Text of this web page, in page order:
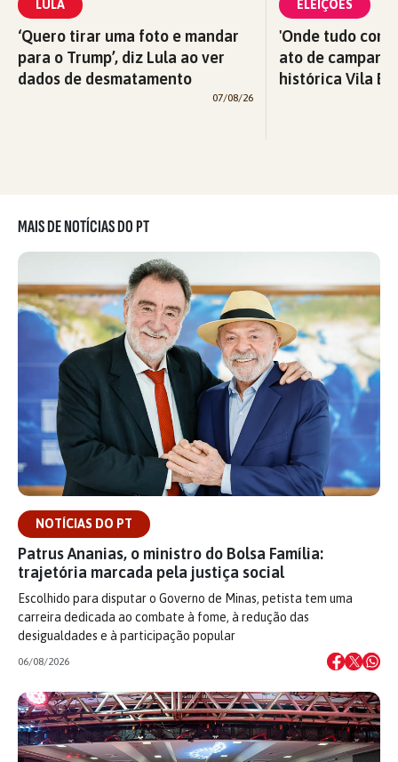
LULA
‘Quero tirar uma foto e mandar
para o Trump’, diz Lula ao ver
dados de desmatamento
07/08/26
ELEIÇÕES
'Onde tudo
ato de
histórica Vila
MAIS DE NOTÍCIAS DO PT
NOTÍCIAS DO PT
Patrus Ananias, o ministro do Bolsa Família:
trajetória marcada pela justiça social
Escolhido para disputar o Governo de Minas, petista tem uma
carreira dedicada ao combate à fome, à redução das
desigualdades e à participação popular
06/08/2026